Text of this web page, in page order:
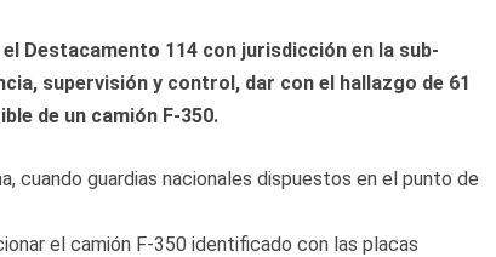
Destacamento 114 con jurisdicción en la sub-
supervisión y control, dar con el hallazgo de 61
de un camión F-350.
cuando guardias nacionales dispuestos en el punto de
el camión F-350 identificado con las placas